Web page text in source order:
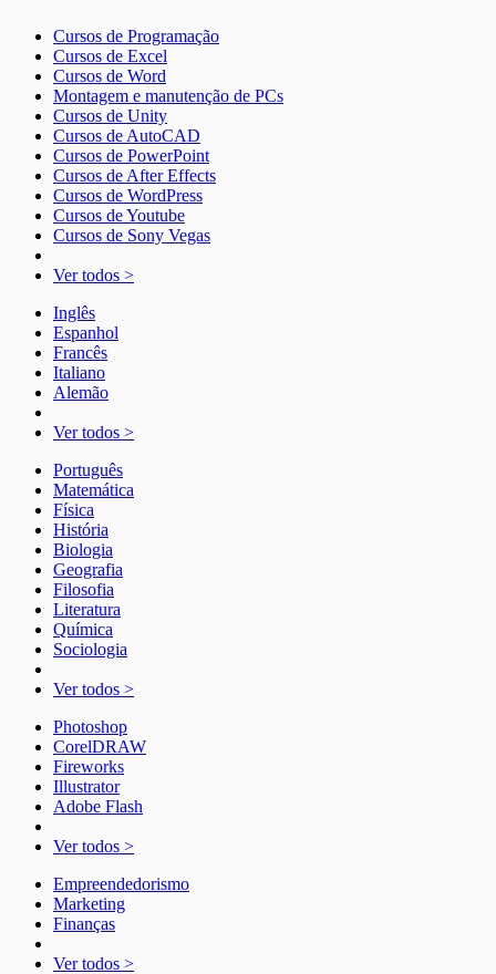
Cursos de Programação
Cursos de Excel
Cursos de Word
Montagem e manutenção de PCs
Cursos de Unity
Cursos de AutoCAD
Cursos de PowerPoint
Cursos de After Effects
Cursos de WordPress
Cursos de Youtube
Cursos de Sony Vegas
Ver todos >
Inglês
Espanhol
Francês
Italiano
Alemão
Ver todos >
Português
Matemática
Física
História
Biologia
Geografia
Filosofia
Literatura
Química
Sociologia
Ver todos >
Photoshop
CorelDRAW
Fireworks
Illustrator
Adobe Flash
Ver todos >
Empreendedorismo
Marketing
Finanças
Ver todos >